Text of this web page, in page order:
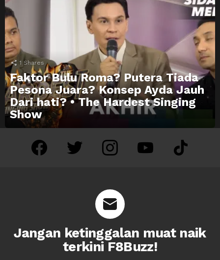
1 Shares
Faktor Bulu Roma? Putera Tiada
Pesona Juara? Konsep Ayda Jauh
Dari hati? • The Hardest Singing
Show
facebook twitter instagram youtube tiktok
Jangan ketinggalan muat naik
terkini F8Buzz!